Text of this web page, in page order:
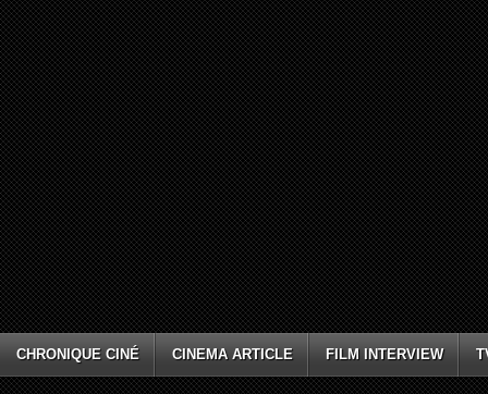
CHRONIQUE CINÉ CINEMA ARTICLE FILM INTERVIEW